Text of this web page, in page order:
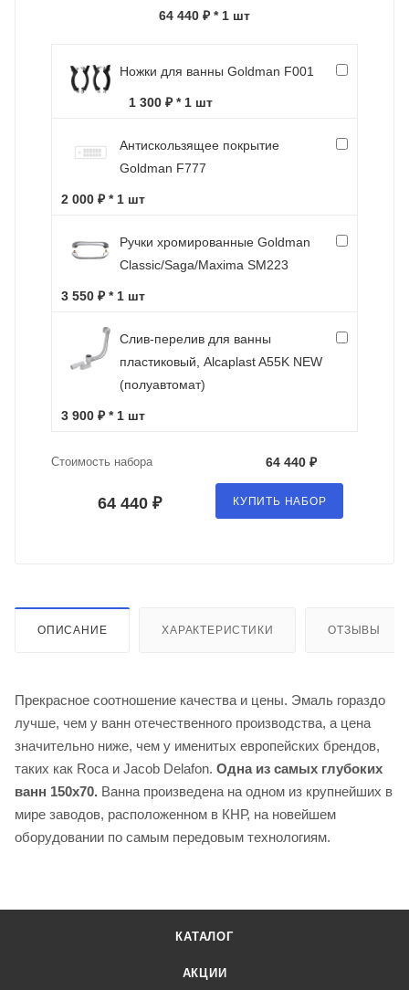
64 440 ₽ * 1 шт
Ножки для ванны Goldman F001
1 300 ₽ * 1 шт
Антискользящее покрытие
Goldman F777
2 000 ₽ * 1 шт
Ручки хромированные Goldman
Classic/Saga/Maxima SM223
3 550 ₽ * 1 шт
Слив-перелив для ванны
пластиковый, Alcaplast A55K NEW
(полуавтомат)
3 900 ₽ * 1 шт
Стоимость набора 64 440 ₽
64 440 ₽ КУПИТЬ НАБОР
ОПИСАНИЕ ХАРАКТЕРИСТИКИ ОТЗЫВЫ
Прекрасное соотношение качества и цены. Эмаль гораздо
лучше, чем у ванн отечественного производства, а цена
значительно ниже, чем у именитых европейских брендов,
таких как Roca и Jacob Delafon. Одна из самых глубоких
ванн 150x70. Ванна произведена на одном из крупнейших в
мире заводов, расположенном в КНР, на новейшем
оборудовании по самым передовым технологиям.
КАТАЛОГ
АКЦИИ